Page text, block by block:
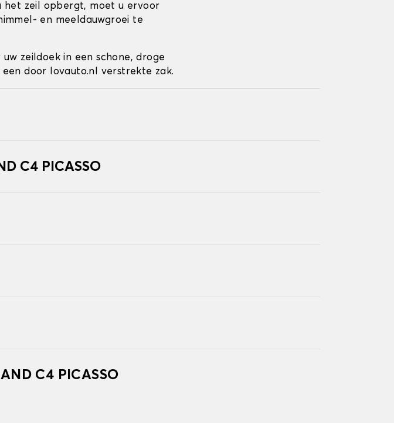
het zeil opbergt, moet u ervoor
en meeldauwgroei te
uw zeildoek in een schone, droge
door lovauto.nl verstrekte zak.
C4 PICASSO
C4 PICASSO